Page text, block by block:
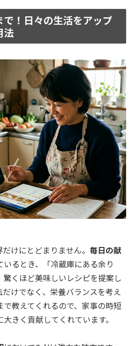
！日々の生活をアップ
法
けにとどまりません。 毎日の献
いるとき、「冷蔵庫にある余り
くほど美味しいレシピを提案し
けでなく、栄養バランスを考え
で教えてくれるので、家事の時短
きく貢献してくれています。